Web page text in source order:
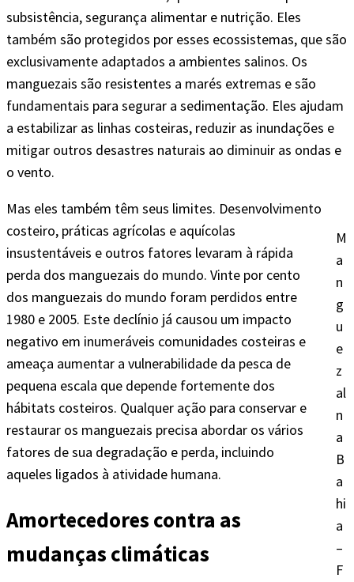
subsistência, segurança alimentar e nutrição. Eles
também são protegidos por esses ecossistemas, que são
exclusivamente adaptados a ambientes salinos. Os
manguezais são resistentes a marés extremas e são
fundamentais para segurar a sedimentação. Eles ajudam
a estabilizar as linhas costeiras, reduzir as inundações e
mitigar outros desastres naturais ao diminuir as ondas e
o vento.
M
a
n
g
u
e
z
al
n
a
B
a
hi
a
–
F
Mas eles também têm seus limites. Desenvolvimento
costeiro, práticas agrícolas e aquícolas
insustentáveis e outros fatores levaram à rápida
perda dos manguezais do mundo. Vinte por cento
dos manguezais do mundo foram perdidos entre
1980 e 2005. Este declínio já causou um impacto
negativo em inumeráveis comunidades costeiras e
ameaça aumentar a vulnerabilidade da pesca de
pequena escala que depende fortemente dos
hábitats costeiros. Qualquer ação para conservar e
restaurar os manguezais precisa abordar os vários
fatores de sua degradação e perda, incluindo
aqueles ligados à atividade humana.
Amortecedores contra as
mudanças climáticas